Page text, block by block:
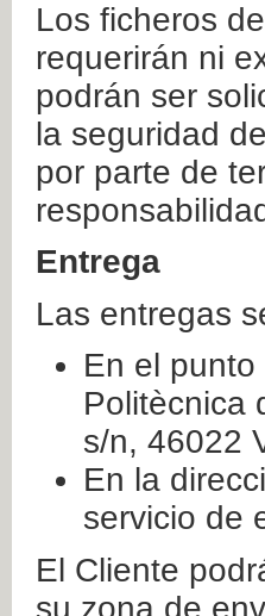
Los ficheros
requerirán ni
podrán ser
la seguridad
por parte de
Entrega
Las entregas
En el
Politècnica
s/n, 46022
En la
servicio de
El Cliente
su zona de